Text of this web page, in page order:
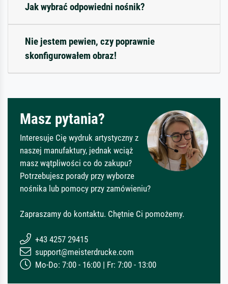
Jak wybrać odpowiedni nośnik?
Nie jestem pewien, czy poprawnie
skonfigurowałem obraz!
Masz pytania?
Interesuje Cię wydruk artystyczny z
naszej manufaktury, jednak wciąż
masz wątpliwości co do zakupu?
Potrzebujesz porady przy wyborze
nośnika lub pomocy przy zamówieniu?
Zapraszamy do kontaktu. Chętnie Ci pomożemy.
+43 4257 29415
support@meisterdrucke.com
Mo-Do: 7:00 - 16:00 | Fr: 7:00 - 13:00